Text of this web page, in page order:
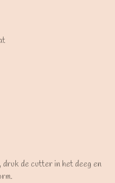
de cutter in het deeg en